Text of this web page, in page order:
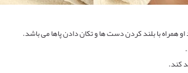
همراه با بلند کردن دست ها و تکان دادن پاها می باشد.
کند.